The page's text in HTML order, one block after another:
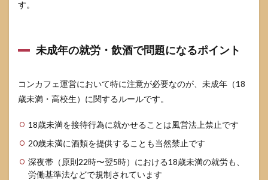
リを
防ぐ
5.2
キャ
との
距離
感と
NG行
為
す。
未成年の就労・飲酒で問題になるポイント
コンカフェ運営において特に注意が必要なのが、未成年（18
歳未満・高校生）に関するルールです。
18歳未満を接待行為に就かせることは風営法上禁止です
20歳未満に酒類を提供することも当然禁止です
深夜帯（原則22時〜翌5時）における18歳未満の就労も、
労働基準法などで規制されています